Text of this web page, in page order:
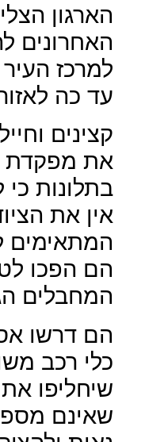
הארגון
האחרונים
למרכז
עד כה
קצינים
את מפקדת
בתלונות כי
אין את
המתאימים
הם הפכו
המחבלים
הם דרשו
כלי רכב
שיחליפו
שאינם